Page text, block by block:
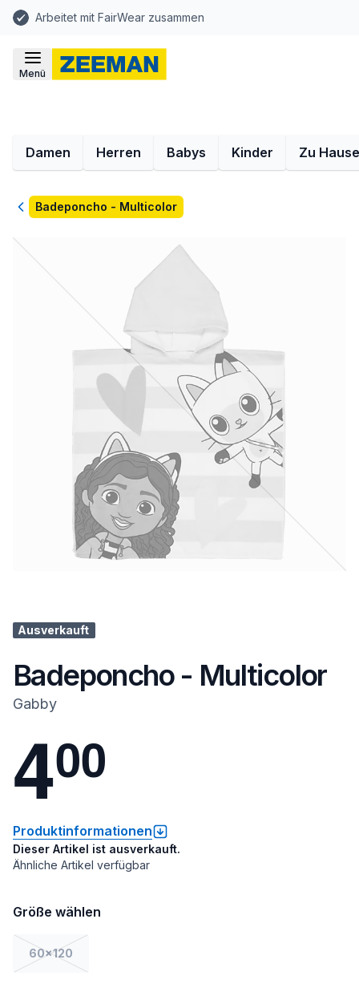
Arbeitet mit FairWear zusammen
Menü
Damen Herren Babys Kinder Zu Hause
ZurückBadeponcho - Multicolor
Ausverkauft
Badeponcho - Multicolor
Gabby
400
Produktinformationen
Dieser Artikel ist ausverkauft.
Ähnliche Artikel verfügbar
Größe wählen
60x120